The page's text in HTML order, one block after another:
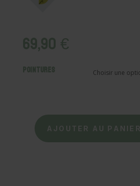
69,90€
Pointures
quantitéAJOUTER AU PANIER